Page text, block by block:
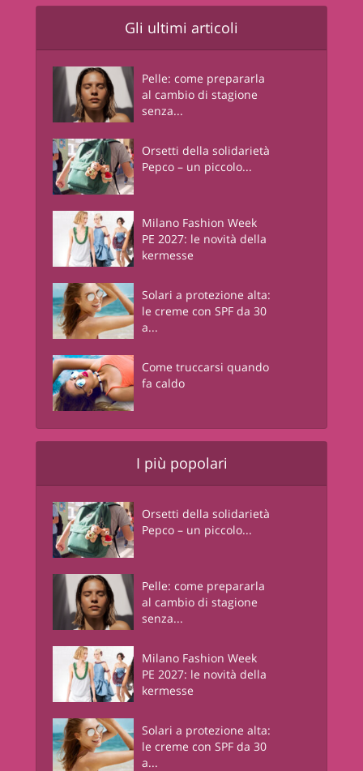
Gli ultimi articoli
Pelle: come prepararla
al cambio di stagione
senza...
Orsetti della solidarietà
Pepco – un piccolo...
Milano Fashion Week
PE 2027: le novità della
kermesse
Solari a protezione alta:
le creme con SPF da 30
a...
Come truccarsi quando
fa caldo
I più popolari
Orsetti della solidarietà
Pepco – un piccolo...
Pelle: come prepararla
al cambio di stagione
senza...
Milano Fashion Week
PE 2027: le novità della
kermesse
Solari a protezione alta:
le creme con SPF da 30
a...